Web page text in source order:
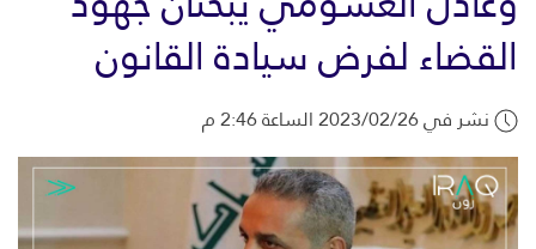
القضاء لفرض سيادة القانون
نشر في 2023/02/26 الساعة 2:46 م